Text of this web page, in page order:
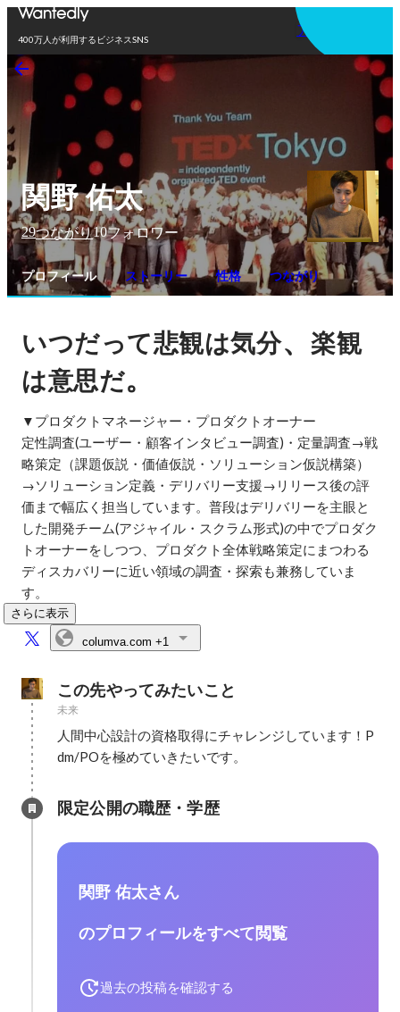
400万人が利用するビジネスSNS
アプリを使う
関野 佑太
29つながり10フォロワー
プロフィール ストーリー 性格 つながり
いつだって悲観は気分、楽観
は意思だ。
▼プロダクトマネージャー・プロダクトオーナー
定性調査(ユーザー・顧客インタビュー調査)・定量調査→戦
略策定（課題仮説・価値仮説・ソリューション仮説構築）
→ソリューション定義・デリバリー支援→リリース後の評
価まで幅広く担当しています。普段はデリバリーを主眼と
した開発チーム(アジャイル・スクラム形式)の中でプロダク
トオーナーをしつつ、プロダクト全体戦略策定にまつわる
ディスカバリーに近い領域の調査・探索も兼務していま
す。
さらに表示
columva.com +1
この先やってみたいこと
未来
人間中心設計の資格取得にチャレンジしています！P
dm/POを極めていきたいです。
限定公開の職歴・学歴
関野 佑太さん
のプロフィールをすべて閲覧
過去の投稿を確認する